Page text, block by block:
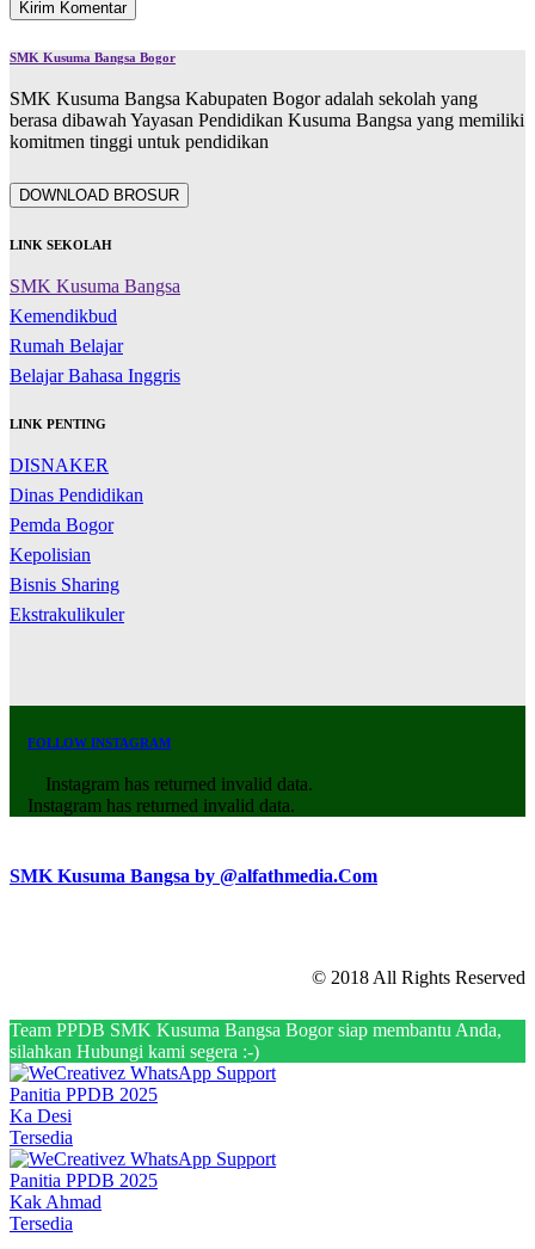
SMK Kusuma Bangsa Bogor
SMK Kusuma Bangsa Kabupaten Bogor adalah sekolah yang
berasa dibawah Yayasan Pendidikan Kusuma Bangsa yang memiliki
komitmen tinggi untuk pendidikan
DOWNLOAD BROSUR
LINK SEKOLAH
SMK Kusuma Bangsa
Kemendikbud
Rumah Belajar
Belajar Bahasa Inggris
LINK PENTING
DISNAKER
Dinas Pendidikan
Pemda Bogor
Kepolisian
Bisnis Sharing
Ekstrakulikuler
FOLLOW INSTAGRAM
Instagram has returned invalid data.
Instagram has returned invalid data.
SMK Kusuma Bangsa by @alfathmedia.Com
© 2018 All Rights Reserved
Team PPDB SMK Kusuma Bangsa Bogor siap membantu Anda,
silahkan Hubungi kami segera :-)
Panitia PPDB 2025
Ka Desi
Tersedia
Panitia PPDB 2025
Kak Ahmad
Tersedia